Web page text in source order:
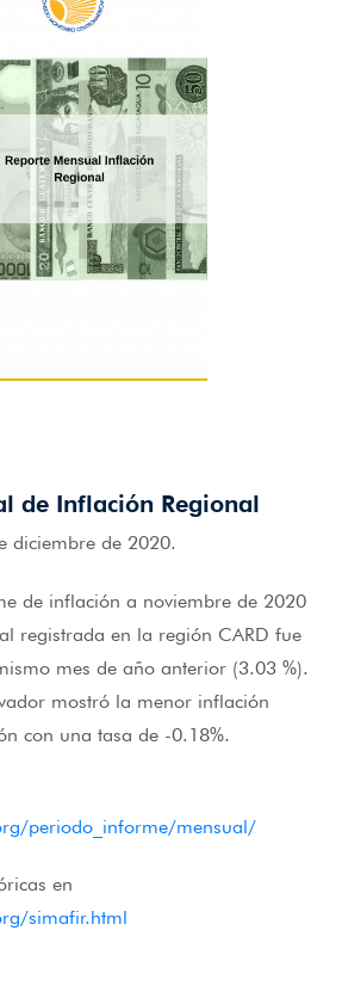
de Inflación Regional
diciembre de 2020.
de inflación a noviembre de 2020
registrada en la región CARD fue
mes de año anterior (3.03 %).
mostró la menor inflación
con una tasa de -0.18%.
periodo_informe/mensual/
en
simafir.html